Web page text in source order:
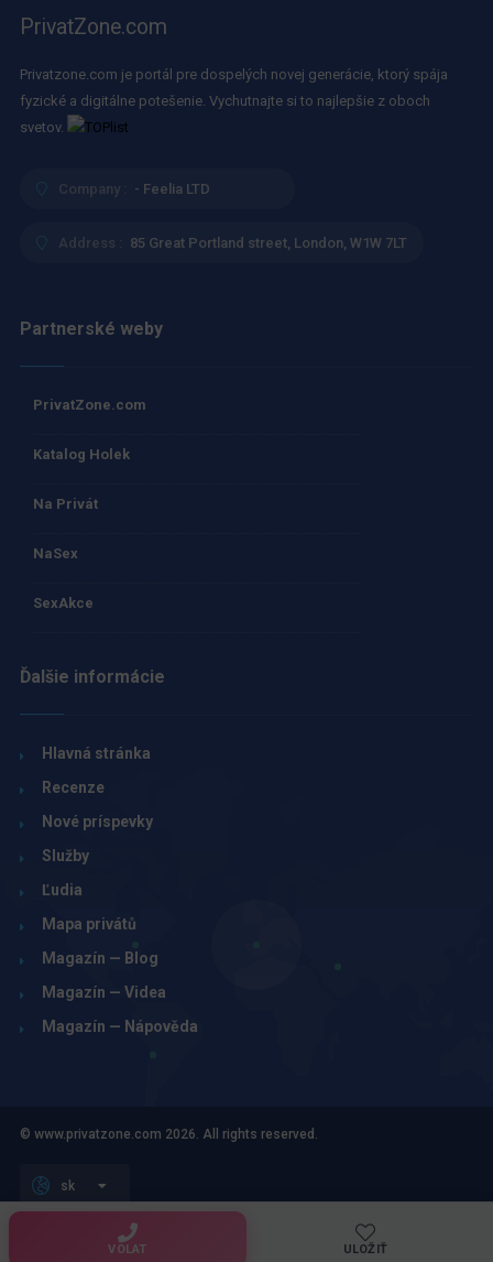
VOLAT ULOŽIŤ
PrivatZone.com
Privatzone.com je portál pre dospelých novej generácie, ktorý spája
fyzické a digitálne potešenie. Vychutnajte si to najlepšie z oboch
svetov.
Company : - Feelia LTD
Address : 85 Great Portland street, London, W1W 7LT
Partnerské weby
PrivatZone.com
Katalog Holek
Na Privát
NaSex
SexAkce
Ďalšie informácie
Hlavná stránka
Recenze
Nové príspevky
Služby
Ľudia
Mapa privátů
Magazín — Blog
Magazín — Videa
Magazín — Nápověda
© www.privatzone.com 2026. All rights reserved.
sk
Obchodní podmínky pro inzerenty, tvůrce a uživatele webu
Zásady zpracování osobních údajů